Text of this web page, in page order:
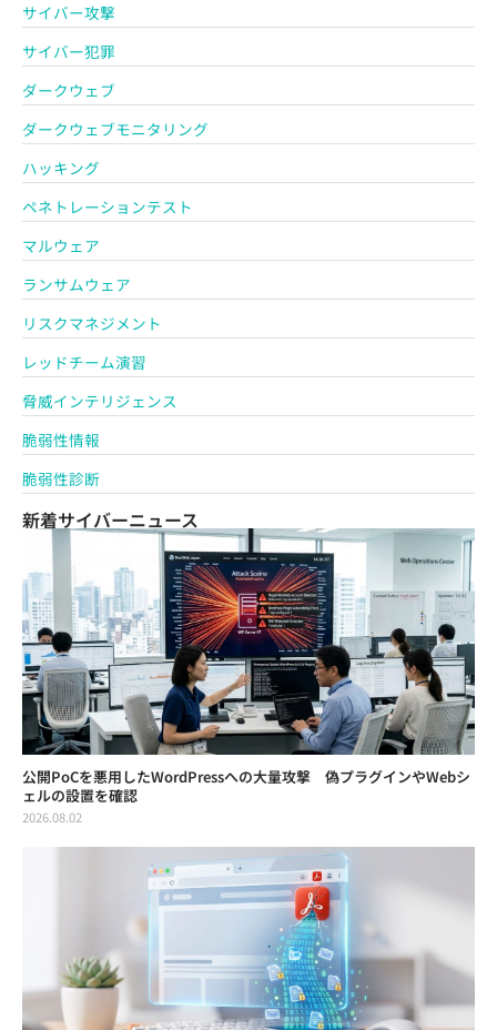
サイバー攻撃
サイバー犯罪
ダークウェブ
ダークウェブモニタリング
ハッキング
ペネトレーションテスト
マルウェア
ランサムウェア
リスクマネジメント
レッドチーム演習
脅威インテリジェンス
脆弱性情報
脆弱性診断
新着サイバーニュース
公開PoCを悪用したWordPressへの大量攻撃 偽プラグインやWebシ
ェルの設置を確認
2026.08.02